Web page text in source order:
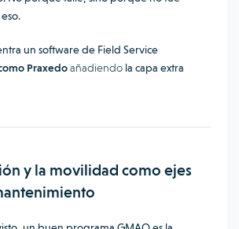
un software de Field Service
Praxedoañadiendo la capa extra
y la movilidad como ejes